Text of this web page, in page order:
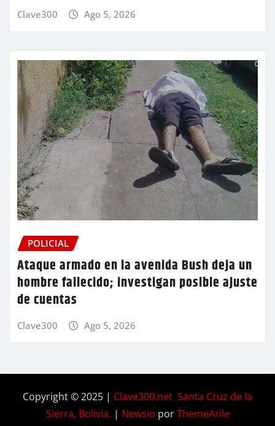
Clave300 Ago 5, 2026
POLICIAL
Ataque armado en la avenida Bush deja un
hombre fallecido; investigan posible ajuste
de cuentas
Clave300 Ago 5, 2026
Copyright © 2025 | Clave300.net Santa Cruz de la
Sierra, Bolivia. | Newsio porThemeArile